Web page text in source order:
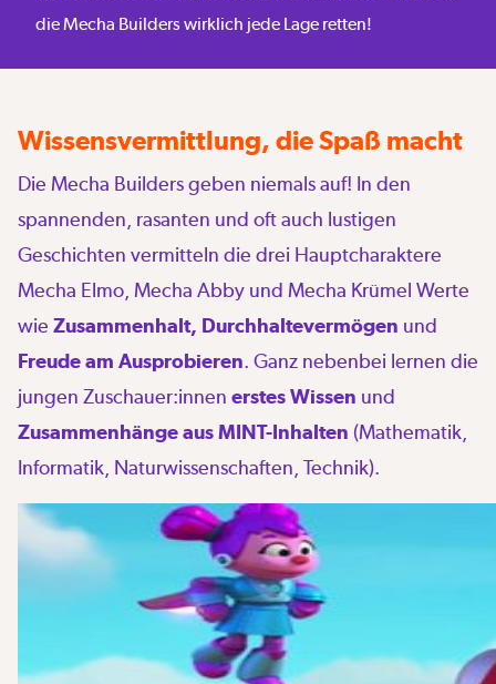
die Mecha Builders wirklich jede Lage retten!
Wissensvermittlung, die Spaß macht
Die Mecha Builders geben niemals auf! In den
spannenden, rasanten und oft auch lustigen
Geschichten vermitteln die drei Hauptcharaktere
Mecha Elmo, Mecha Abby und Mecha Krümel Werte
wie Zusammenhalt, Durchhaltevermögen und
Freude am Ausprobieren. Ganz nebenbei lernen die
jungen Zuschauer:innen erstes Wissen und
Zusammenhänge aus MINT-Inhalten (Mathematik,
Informatik, Naturwissenschaften, Technik).